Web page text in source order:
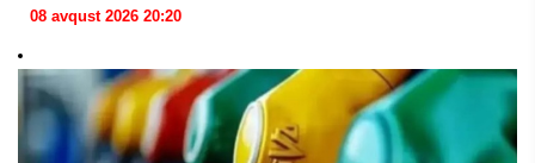
08 avqust 2026 20:20